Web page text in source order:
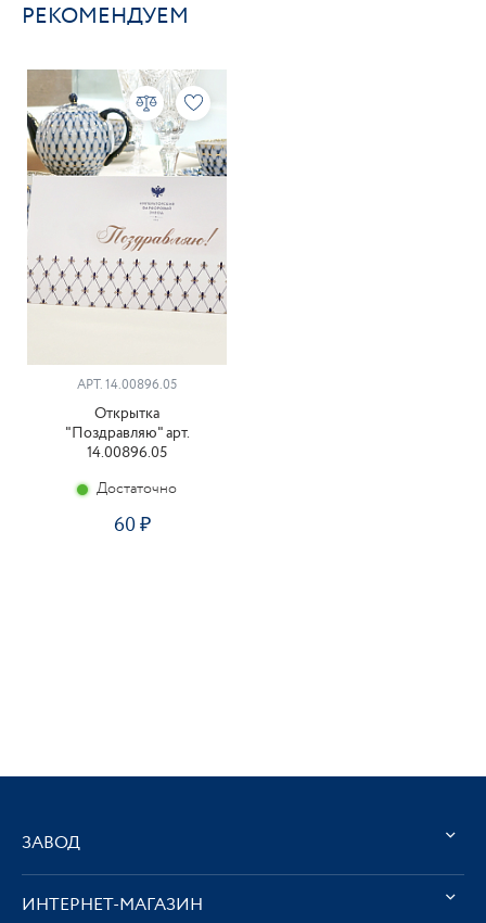
РЕКОМЕНДУЕМ
АРТ. 14.00896.05
Открытка
"Поздравляю" арт.
14.00896.05
Достаточно
60
ЗАВОД
ИНТЕРНЕТ-МАГАЗИН